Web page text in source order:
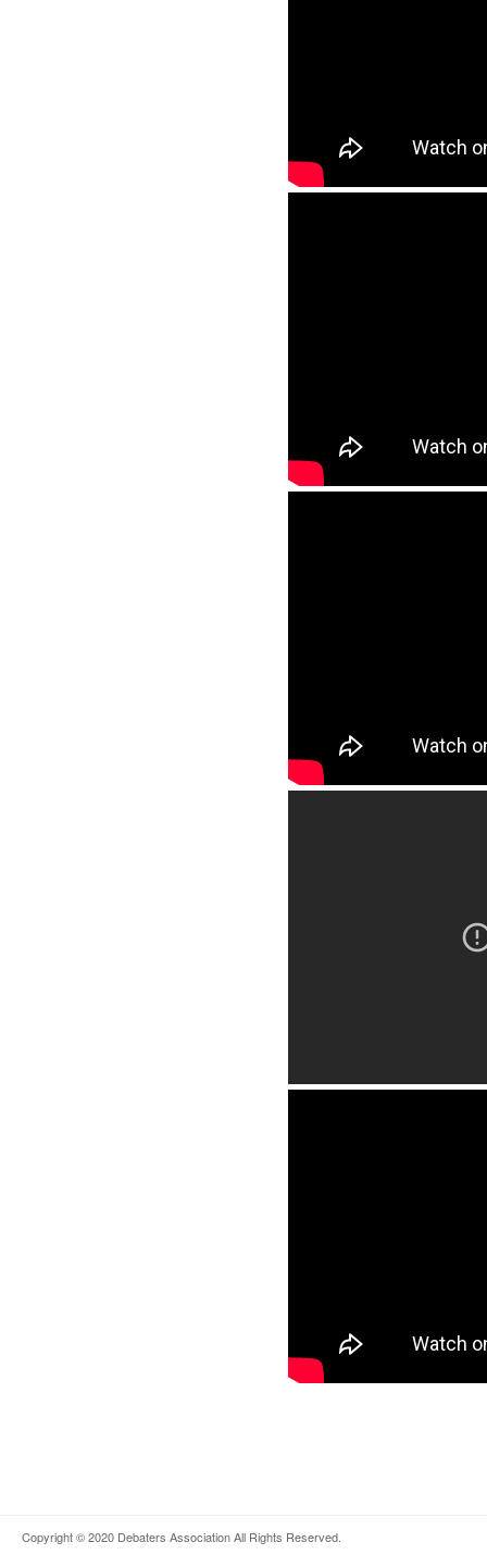
Copyright © 2020 Debaters AssociationAll Rights Reserved.